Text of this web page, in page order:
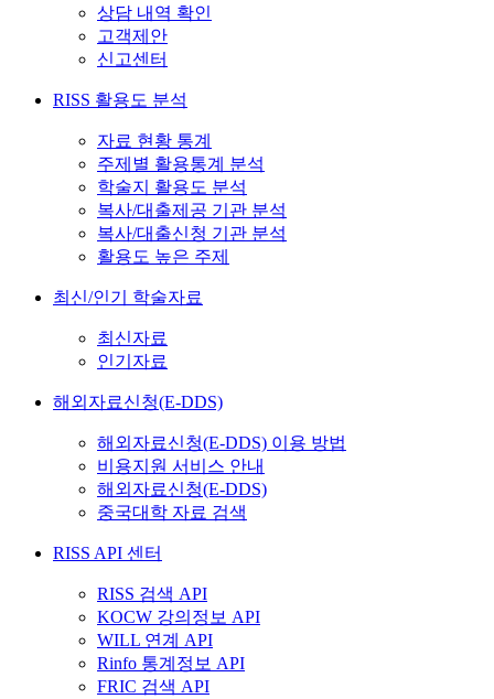
상담 내역 확인
고객제안
신고센터
RISS 활용도 분석
자료 현황 통계
주제별 활용통계 분석
학술지 활용도 분석
복사/대출제공 기관 분석
복사/대출신청 기관 분석
활용도 높은 주제
최신/인기 학술자료
최신자료
인기자료
해외자료신청(E-DDS)
해외자료신청(E-DDS) 이용 방법
비용지원 서비스 안내
해외자료신청(E-DDS)
중국대학 자료 검색
RISS API 센터
RISS 검색 API
KOCW 강의정보 API
WILL 연계 API
Rinfo 통계정보 API
FRIC 검색 API